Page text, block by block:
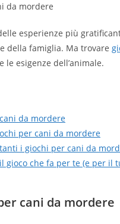
da mordere
esperienze più
della famiglia. Ma trovare
le esigenze dell’animale.
da mordere
per cani da mordere
i giochi per cani da
gioco che fa per te (e per il
cani da mordere